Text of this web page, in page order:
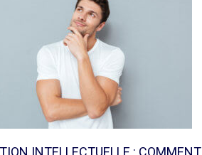
INTELLECTUELLE : COMMENT